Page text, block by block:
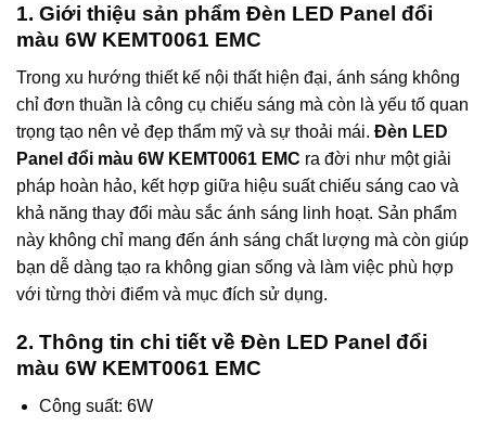
1. Giới thiệu sản phẩm Đèn LED Panel đổi
màu 6W KEMT0061 EMC
Trong xu hướng thiết kế nội thất hiện đại, ánh sáng không
chỉ đơn thuần là công cụ chiếu sáng mà còn là yếu tố quan
trọng tạo nên vẻ đẹp thẩm mỹ và sự thoải mái. Đèn LED
Panel đổi màu 6W KEMT0061 EMC ra đời như một giải
pháp hoàn hảo, kết hợp giữa hiệu suất chiếu sáng cao và
khả năng thay đổi màu sắc ánh sáng linh hoạt. Sản phẩm
này không chỉ mang đến ánh sáng chất lượng mà còn giúp
bạn dễ dàng tạo ra không gian sống và làm việc phù hợp
với từng thời điểm và mục đích sử dụng.
2. Thông tin chi tiết về Đèn LED Panel đổi
màu 6W KEMT0061 EMC
Công suất: 6W